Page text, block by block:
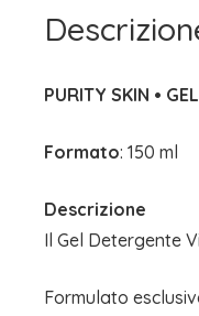
PURITY SKIN •
Formato: 150 ml
Descrizione
Il Gel Detergente
Formulato